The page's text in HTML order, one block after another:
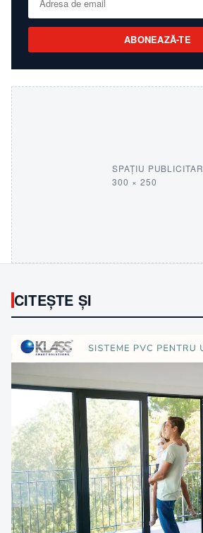
ABONEAZĂ-TE
SPAȚIU PUBLICITAR
300 × 250
CITEȘTE ȘI